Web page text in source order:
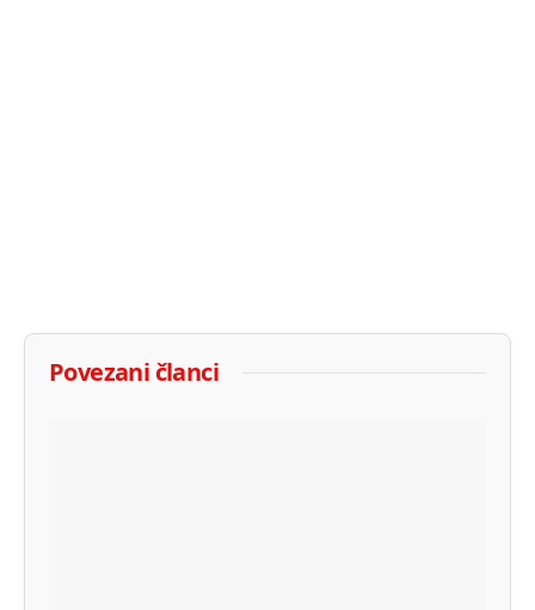
Povezani članci